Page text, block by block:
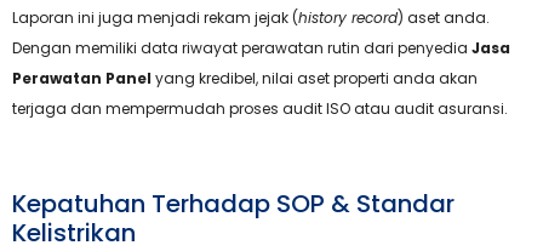
Laporan ini juga menjadi rekam jejak (history record) aset anda.
Dengan memiliki data riwayat perawatan rutin dari penyedia Jasa
Perawatan Panel yang kredibel, nilai aset properti anda akan
terjaga dan mempermudah proses audit ISO atau audit asuransi.
Kepatuhan Terhadap SOP & Standar
Kelistrikan